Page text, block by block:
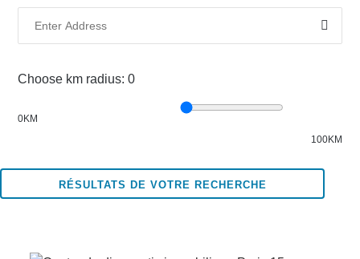
Choose km radius: 0
0KM
100KM
RÉSULTATS DE VOTRE RECHERCHE